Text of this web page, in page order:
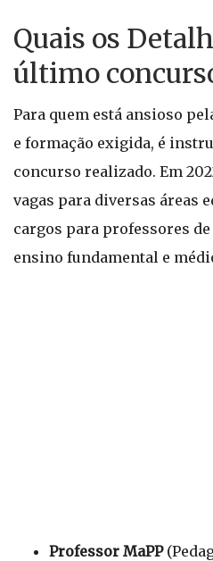
Quais os
último
Para quem está ansioso
e formação exigida, é
concurso realizado. Em
vagas para diversas áreas
cargos para professores
ensino fundamental e
Professor MaPP